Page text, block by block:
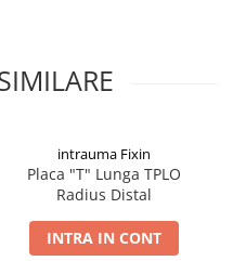
intrauma Fixin
Placa "T" Lunga TPLO
Radius Distal
INTRA IN CONT